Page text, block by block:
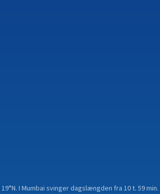
19°N. I Mumbai svinger dagslængden fra 10 t. 59